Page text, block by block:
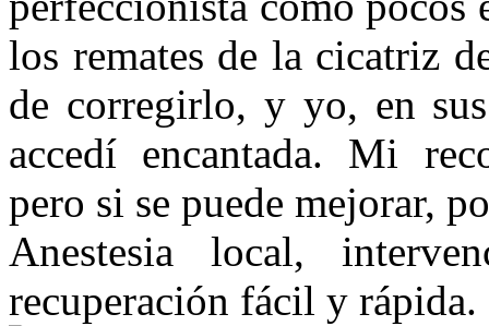
los remates de la cicatriz
de corregirlo, y yo, en
accedí encantada. Mi
pero si se puede mejorar,
Anestesia local,
recuperación fácil y rápida.